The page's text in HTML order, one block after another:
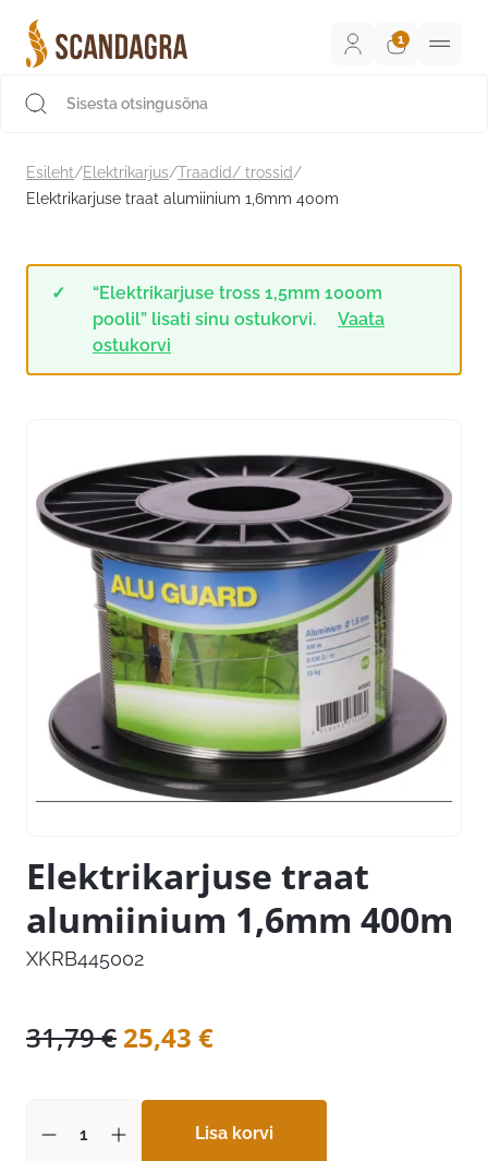
sisu
juurde
Esileht/Elektrikarjus/Traadid/ trossid/
Elektrikarjuse traat alumiinium 1,6mm 400m
“Elektrikarjuse tross 1,5mm 1000m
poolil” lisati sinu ostukorvi.
Vaata
ostukorvi
Elektrikarjuse traat
alumiinium 1,6mm 400m
XKRB445002
31,79€ Algne
oli:
31,79 €.
25,43 €Praegune
on:
25,43 €.
Lisa korvi